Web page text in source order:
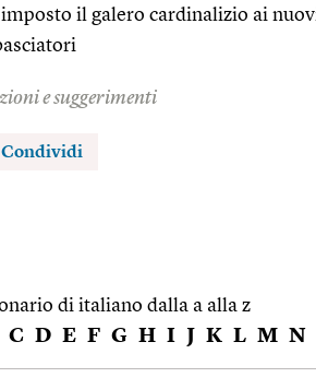
il galero cardinalizio ai
e suggerimenti
Condividi
di italiano dalla a alla z
C D E F G H I J K L M N